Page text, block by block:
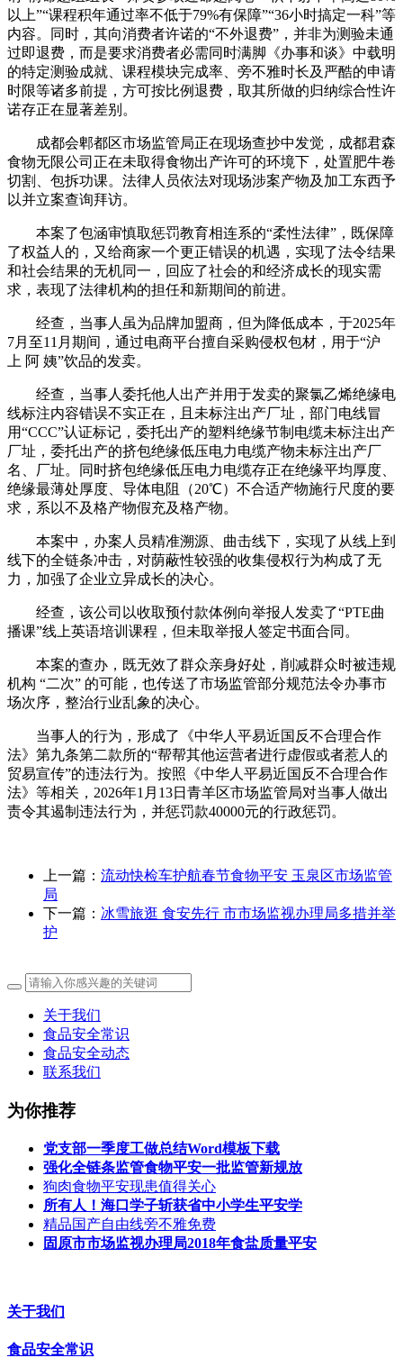
以上”“课程积年通过率不低于79%有保障”“36小时搞定一科”等
内容。同时，其向消费者许诺的“不外退费”，并非为测验未通
过即退费，而是要求消费者必需同时满脚《办事和谈》中载明
的特定测验成就、课程模块完成率、旁不雅时长及严酷的申请
时限等诸多前提，方可按比例退费，取其所做的归纳综合性许
诺存正在显著差别。
成都会郫都区市场监管局正在现场查抄中发觉，成都君森
食物无限公司正在未取得食物出产许可的环境下，处置肥牛卷
切割、包拆功课。法律人员依法对现场涉案产物及加工东西予
以并立案查询拜访。
本案了包涵审慎取惩罚教育相连系的“柔性法律”，既保障
了权益人的，又给商家一个更正错误的机遇，实现了法令结果
和社会结果的无机同一，回应了社会的和经济成长的现实需
求，表现了法律机构的担任和新期间的前进。
经查，当事人虽为品牌加盟商，但为降低成本，于2025年
7月至11月期间，通过电商平台擅自采购侵权包材，用于“沪
上 阿 姨”饮品的发卖。
经查，当事人委托他人出产并用于发卖的聚氯乙烯绝缘电
线标注内容错误不实正在，且未标注出产厂址，部门电线冒
用“CCC”认证标记，委托出产的塑料绝缘节制电缆未标注出产
厂址，委托出产的挤包绝缘低压电力电缆产物未标注出产厂
名、厂址。同时挤包绝缘低压电力电缆存正在绝缘平均厚度、
绝缘最薄处厚度、导体电阻（20℃）不合适产物施行尺度的要
求，系以不及格产物假充及格产物。
本案中，办案人员精准溯源、曲击线下，实现了从线上到
线下的全链条冲击，对荫蔽性较强的收集侵权行为构成了无
力，加强了企业立异成长的决心。
经查，该公司以收取预付款体例向举报人发卖了“PTE曲
播课”线上英语培训课程，但未取举报人签定书面合同。
本案的查办，既无效了群众亲身好处，削减群众时被违规
机构 “二次” 的可能，也传送了市场监管部分规范法令办事市
场次序，整治行业乱象的决心。
当事人的行为，形成了《中华人平易近国反不合理合作
法》第九条第二款所的“帮帮其他运营者进行虚假或者惹人的
贸易宣传”的违法行为。按照《中华人平易近国反不合理合作
法》等相关，2026年1月13日青羊区市场监管局对当事人做出
责令其遏制违法行为，并惩罚款40000元的行政惩罚。
上一篇： 流动快检车护航春节食物平安 玉泉区市场监管
局
下一篇： 冰雪旅逛 食安先行 市市场监视办理局多措并举
护
关于我们
食品安全常识
食品安全动态
联系我们
为你推荐
党支部一季度工做总结Word模板下载
强化全链条监管食物平安一批监管新规放
狗肉食物平安现患值得关心
所有人！海口学子斩获省中小学生平安学
精品国产自由线旁不雅免费
固原市市场监视办理局2018年食盐质量平安
关于我们
食品安全常识